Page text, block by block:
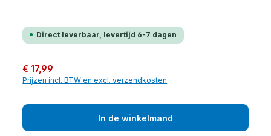
Direct leverbaar, levertijd 6-7 dagen
Normale prijs:
€ 17,99
Prijzen incl. BTW en excl. verzendkosten
In de winkelmand